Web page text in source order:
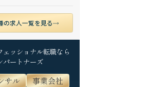
の求人一覧を見る
ッショナル転職なら
パートナーズ
サル 事業会社